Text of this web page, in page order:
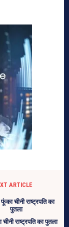
ARTICLE
राष्ट्रपति का पुतला